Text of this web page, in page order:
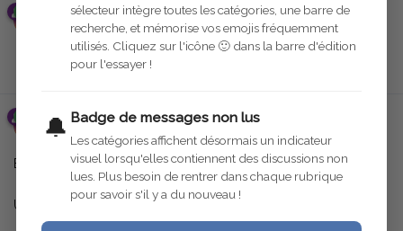
sélecteur intègre toutes les catégories, une barre de
recherche, et mémorise vos emojis fréquemment
utilisés. Cliquez sur l'icône 🙂 dans la barre d'édition
pour l'essayer !
🔔 Badge de messages non lus
Les catégories affichent désormais un indicateur
visuel lorsqu'elles contiennent des discussions non
lues. Plus besoin de rentrer dans chaque rubrique
pour savoir s'il y a du nouveau !
roadstera91 Modifié
roadstera91 26 août 2024
Bonjour
Un petit quizz pour relancer le sujet